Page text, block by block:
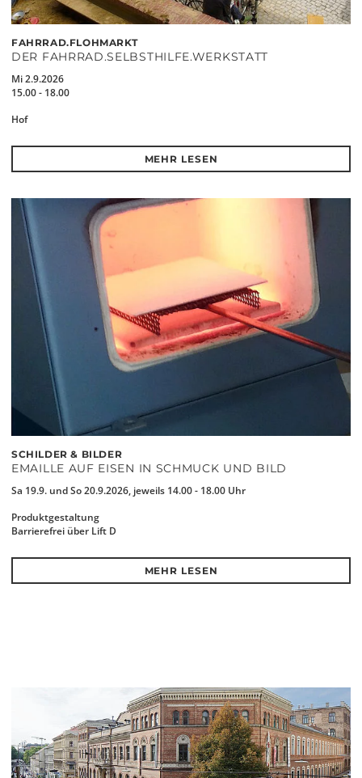
FAHRRAD.FLOHMARKT
DER FAHRRAD.SELBSTHILFE.WERKSTATT
Mi 2.9.2026
15.00 - 18.00
Hof
MEHR LESEN
SCHILDER & BILDER
EMAILLE AUF EISEN IN SCHMUCK UND BILD
Sa 19.9. und So 20.9.2026, jeweils 14.00 - 18.00 Uhr
Produktgestaltung
Barrierefrei über Lift D
MEHR LESEN